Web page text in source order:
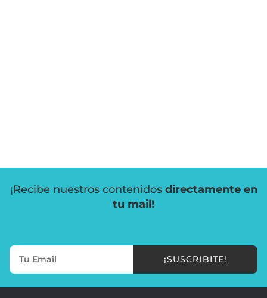
¡Recibe nuestros contenidos directamente en
tu mail!
¡SUSCRIBITE!